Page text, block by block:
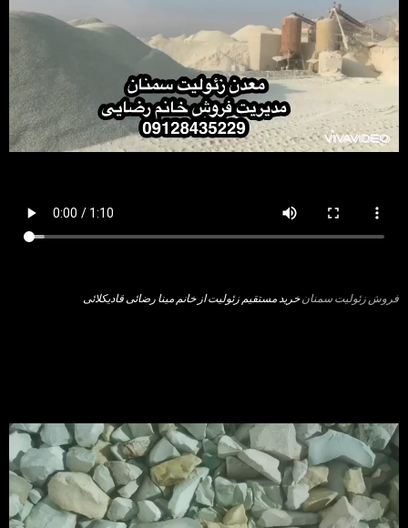
فروش زئولیت سمنانخرید مستقیم زئولیت از خانم مینا رضائی قادیکلائی